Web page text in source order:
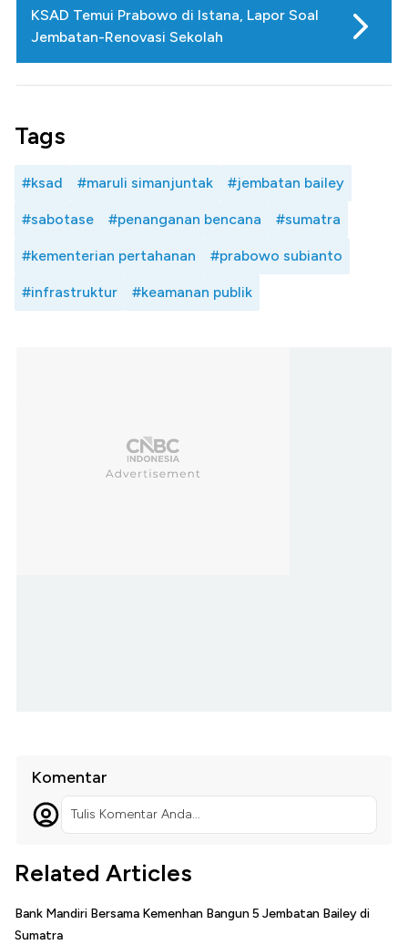
KSAD Temui Prabowo di Istana, Lapor Soal
Jembatan-Renovasi Sekolah
Tags
#ksad #maruli simanjuntak #jembatan bailey
#sabotase #penanganan bencana #sumatra
#kementerian pertahanan #prabowo subianto
#infrastruktur #keamanan publik
Komentar
Tulis Komentar Anda...
Related Articles
Bank Mandiri Bersama Kemenhan Bangun 5 Jembatan Bailey di
Sumatra